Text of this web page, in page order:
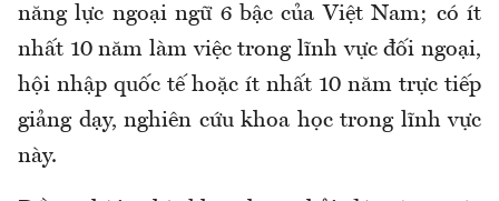
năng lực ngoại ngữ 6 bậc của Việt Nam; có ít
nhất 10 năm làm việc trong lĩnh vực đối ngoại,
hội nhập quốc tế hoặc ít nhất 10 năm trực tiếp
giảng dạy, nghiên cứu khoa học trong lĩnh vực
này.